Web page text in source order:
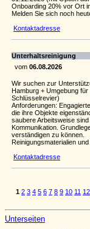
Onboarding 20% vor Ort
Melden Sie sich noch
Kontaktadresse
Unterhaltsreinigung
vom 06.08.2026
Wir suchen zur
Hamburg + Umgebung
Schlüsselrevier)
Anforderungen:
die ihre Objekte
saubere Arbeitsweise
Kommunikation.
verständigen zu können.
Reinigungsmaterialien
Kontaktadresse
1 2 3 4 5 6 7 8 9 10 11 12
Unterseiten